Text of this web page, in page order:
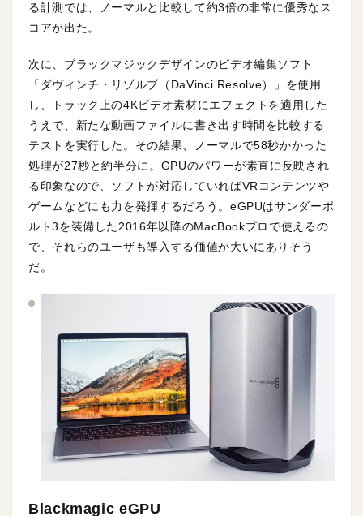
る計測では、ノーマルと比較して約3倍の非常に優秀なス
コアが出た。
次に、ブラックマジックデザインのビデオ編集ソフト
「ダヴィンチ・リゾルブ（DaVinci Resolve）」を使用
し、トラック上の4Kビデオ素材にエフェクトを適用した
うえで、新たな動画ファイルに書き出す時間を比較する
テストを実行した。その結果、ノーマルで58秒かかった
処理が27秒と約半分に。GPUのパワーが素直に反映され
る印象なので、ソフトが対応していればVRコンテンツや
ゲームなどにも力を発揮するだろう。eGPUはサンダーボ
ルト3を装備した2016年以降のMacBookプロで使えるの
で、それらのユーザも導入する価値が大いにありそう
だ。
Blackmagic eGPU